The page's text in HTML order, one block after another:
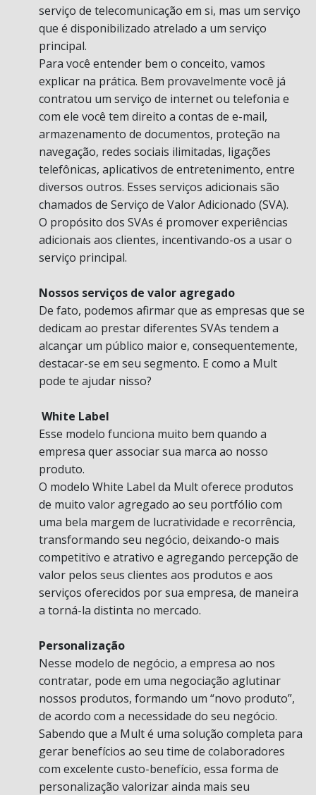
serviço de telecomunicação em si, mas um serviço
que é disponibilizado atrelado a um serviço
principal.
Para você entender bem o conceito, vamos
explicar na prática. Bem provavelmente você já
contratou um serviço de internet ou telefonia e
com ele você tem direito a contas de e-mail,
armazenamento de documentos, proteção na
navegação, redes sociais ilimitadas, ligações
telefônicas, aplicativos de entretenimento, entre
diversos outros. Esses serviços adicionais são
chamados de Serviço de Valor Adicionado (SVA).
O propósito dos SVAs é promover experiências
adicionais aos clientes, incentivando-os a usar o
serviço principal.
Nossos serviços de valor agregado
De fato, podemos afirmar que as empresas que se
dedicam ao prestar diferentes SVAs tendem a
alcançar um público maior e, consequentemente,
destacar-se em seu segmento. E como a Mult
pode te ajudar nisso?
White Label
Esse modelo funciona muito bem quando a
empresa quer associar sua marca ao nosso
produto.
O modelo White Label da Mult oferece produtos
de muito valor agregado ao seu portfólio com
uma bela margem de lucratividade e recorrência,
transformando seu negócio, deixando-o mais
competitivo e atrativo e agregando percepção de
valor pelos seus clientes aos produtos e aos
serviços oferecidos por sua empresa, de maneira
a torná-la distinta no mercado.
Personalização
Nesse modelo de negócio, a empresa ao nos
contratar, pode em uma negociação aglutinar
nossos produtos, formando um “novo produto”,
de acordo com a necessidade do seu negócio.
Sabendo que a Mult é uma solução completa para
gerar benefícios ao seu time de colaboradores
com excelente custo-benefício, essa forma de
personalização valorizar ainda mais seu